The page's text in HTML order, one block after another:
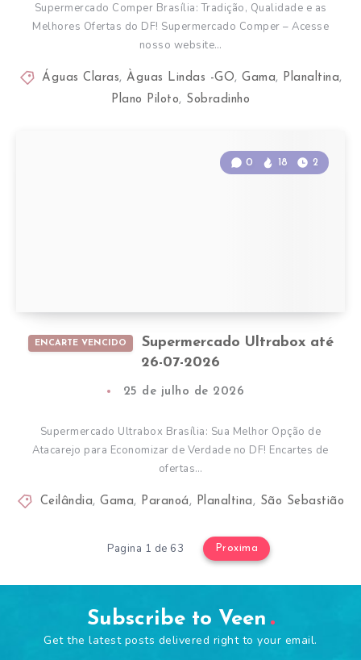
Supermercado Comper Brasília: Tradição, Qualidade e as
Melhores Ofertas do DF! Supermercado Comper – Acesse
nosso website…
Águas Claras, Àguas Lindas -GO, Gama, Planaltina,
Plano Piloto, Sobradinho
ENCARTE VENCIDO
Supermercado Ultrabox até
26-07-2026
0 18 2
25 de julho de 2026
Supermercado Ultrabox Brasília: Sua Melhor Opção de
Atacarejo para Economizar de Verdade no DF! Encartes de
ofertas…
Ceilândia, Gama, Paranoá, Planaltina, São Sebastião
Pagina 1 de 63 Proxima
Subscribe to Veen
Get the latest posts delivered right to your email.